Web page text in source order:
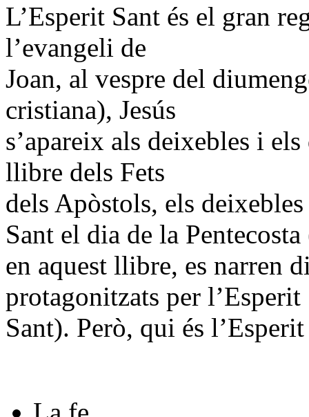
L’Esperit Sant és el gran
l’evangeli de
Joan, al vespre del
cristiana), Jesús
s’apareix als deixebles i
llibre dels Fets
dels Apòstols, els
Sant el dia de la
en aquest llibre, es narren
protagonitzats per l’Esperit
Sant). Però, qui és